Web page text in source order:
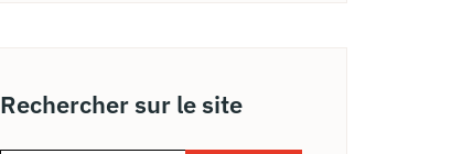
Rechercher sur le site